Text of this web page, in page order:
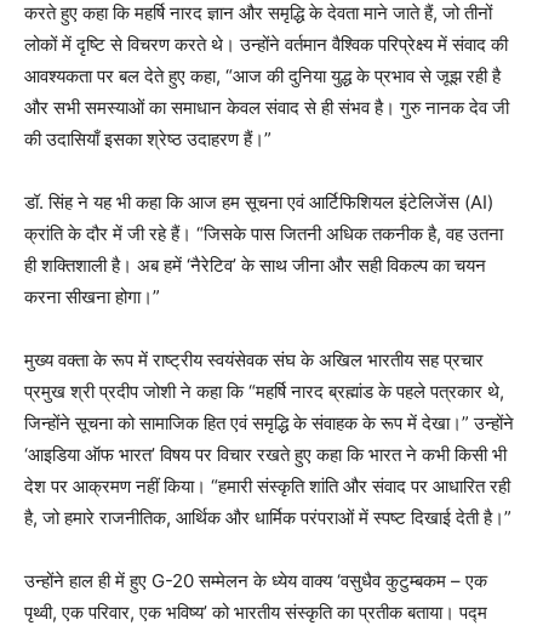
करते हुए कहा कि महर्षि नारद ज्ञान और समृद्धि के देवता माने जाते हैं, जो तीनों
लोकों में दृष्टि से विचरण करते थे। उन्होंने वर्तमान वैश्विक परिप्रेक्ष्य में संवाद की
आवश्यकता पर बल देते हुए कहा, “आज की दुनिया युद्ध के प्रभाव से जूझ रही है
और सभी समस्याओं का समाधान केवल संवाद से ही संभव है। गुरु नानक देव जी
की उदासियाँ इसका श्रेष्ठ उदाहरण हैं।”
डॉ. सिंह ने यह भी कहा कि आज हम सूचना एवं आर्टिफिशियल इंटेलिजेंस (AI)
क्रांति के दौर में जी रहे हैं। “जिसके पास जितनी अधिक तकनीक है, वह उतना
ही शक्तिशाली है। अब हमें ‘नैरेटिव’ के साथ जीना और सही विकल्प का चयन
करना सीखना होगा।”
मुख्य वक्ता के रूप में राष्ट्रीय स्वयंसेवक संघ के अखिल भारतीय सह प्रचार
प्रमुख श्री प्रदीप जोशी ने कहा कि “महर्षि नारद ब्रह्मांड के पहले पत्रकार थे,
जिन्होंने सूचना को सामाजिक हित एवं समृद्धि के संवाहक के रूप में देखा।” उन्होंने
‘आइडिया ऑफ भारत’ विषय पर विचार रखते हुए कहा कि भारत ने कभी किसी भी
देश पर आक्रमण नहीं किया। “हमारी संस्कृति शांति और संवाद पर आधारित रही
है, जो हमारे राजनीतिक, आर्थिक और धार्मिक परंपराओं में स्पष्ट दिखाई देती है।”
उन्होंने हाल ही में हुए G-20 सम्मेलन के ध्येय वाक्य ‘वसुधैव कुटुम्बकम – एक
पृथ्वी, एक परिवार, एक भविष्य’ को भारतीय संस्कृति का प्रतीक बताया। पद्म